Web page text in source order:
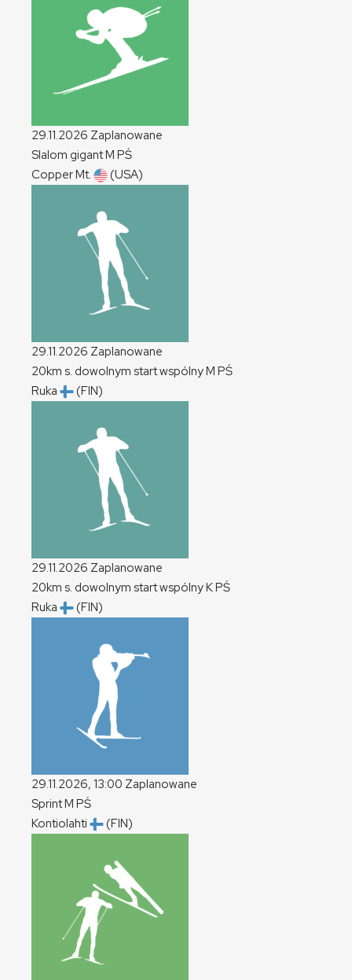
29.11.2026 Zaplanowane
Slalom gigantM PŚ
Copper Mt.
(USA)
29.11.2026 Zaplanowane
20km s. dowolnym start wspólnyM PŚ
Ruka
(FIN)
29.11.2026 Zaplanowane
20km s. dowolnym start wspólnyKPŚ
Ruka
(FIN)
29.11.2026, 13:00 Zaplanowane
SprintM PŚ
Kontiolahti
(FIN)